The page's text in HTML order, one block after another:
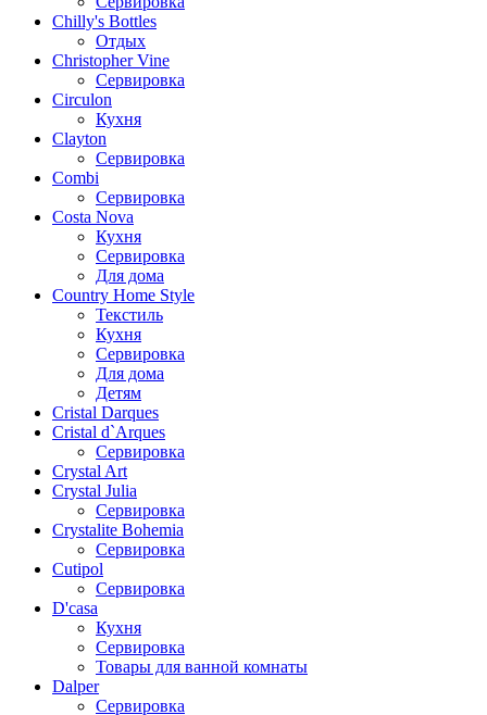
Chilly's Bottles
Отдых
Christopher Vine
Сервировка
Circulon
Кухня
Clayton
Сервировка
Combi
Сервировка
Costa Nova
Кухня
Сервировка
Для дома
Country Home Style
Текстиль
Кухня
Сервировка
Для дома
Детям
Cristal Darques
Cristal d`Arques
Сервировка
Crystal Art
Crystal Julia
Сервировка
Crystalite Bohemia
Сервировка
Cutipol
Сервировка
D'casa
Кухня
Сервировка
Товары для ванной комнаты
Dalper
Сервировка